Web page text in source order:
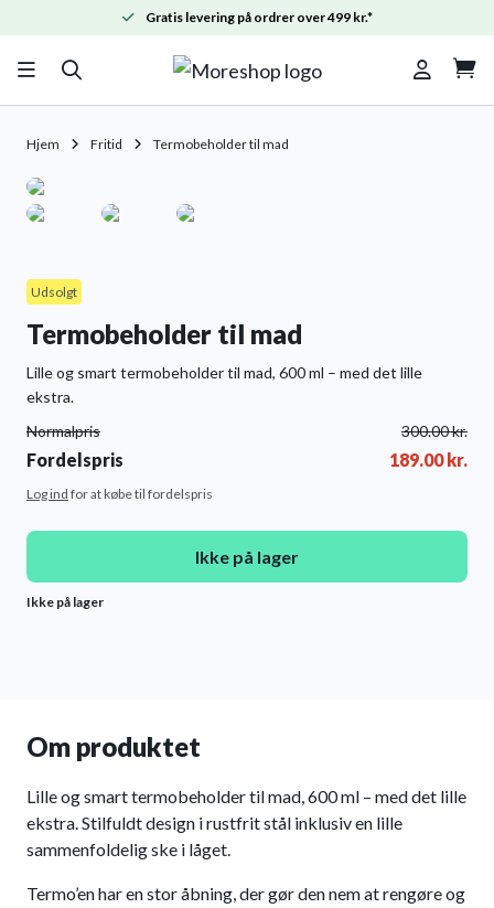
Gratis levering på ordrer over 499 kr.*

Hjem Fritid Termobeholder til mad
Udsolgt
Termobeholder til mad
Lille og smart termobeholder til mad, 600 ml – med det lille
ekstra.
Normalpris
300.00kr.
Fordelspris 189.00kr.
Log ind for at købe til fordelspris
Ikke på lager
Ikke på lager
Om produktet
Lille og smart termobeholder til mad, 600 ml – med det lille
ekstra. Stilfuldt design i rustfrit stål inklusiv en lille
sammenfoldelig ske i låget.
Termo’en har en stor åbning, der gør den nem at rengøre og